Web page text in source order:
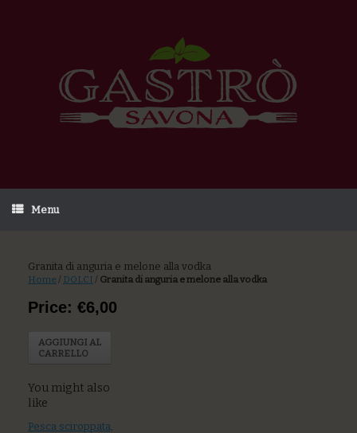
Menu
Granita di anguria e melone alla vodka
Home / DOLCI / Granita di anguria e melone alla vodka
Price: €6,00
AGGIUNGI AL
CARRELLO
You might also
like
Pesca sciroppata,